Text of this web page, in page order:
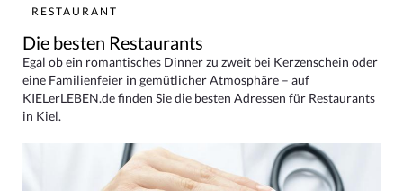
RESTAURANT
Die besten Restaurants
Egal ob ein romantisches Dinner zu zweit bei Kerzenschein oder
eine Familienfeier in gemütlicher Atmosphäre – auf
KIELerLEBEN.de finden Sie die besten Adressen für Restaurants
in Kiel.